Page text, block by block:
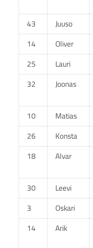
43 Juuso
14
Oliver
25
Lauri
32
Joonas
10
Matias
26
Konsta
18
Alvar
30
Leevi
3
Oskari
14
Arik